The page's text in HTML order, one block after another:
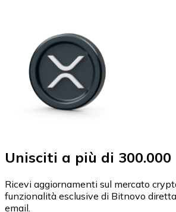
Unisciti a più di
Ricevi aggiornamenti sul mercato
funzionalità esclusive di Bitnovo
email.